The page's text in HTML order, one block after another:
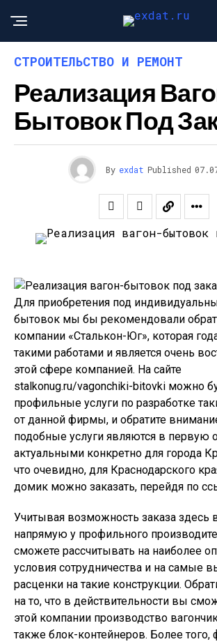
СТРОИТЕЛЬСТВО И РЕМОНТ
Реализация
Бытовок Под
By exdat Published
Для приобретения под
бытовок мы бы рекомендовали
компании «Сталькон-Юг», которая
такими работами и является очень
этой сфере компанией. На сайте
stalkonug.ru/vagonchiki-bitovki можно
профильные услуги по разработке
от данной фирмы, и обратите
подобные услуги являются в первую
актуальными конкретно для города
что очевидно, для Краснодарского
домик можно заказать, перейдя по
Учитывая возможность заказа здесь
напрямую у профильного
сможете рассчитывать на наиболее
условия сотрудничества и на самые
расценки на такие конструкции.
на то, что в действительности вы
этой компании производство
также блок-контейнеров. Более того,